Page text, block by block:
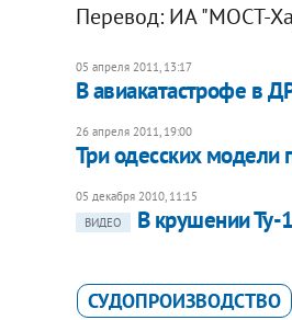
Перевод: ИА "МОСТ-
05 апреля 2011, 13:17
В авиакатастрофе в
26 апреля 2011, 19:00
Три одесских модели
05 декабря 2010, 11:15
ВИДЕО
В крушении Ту-
СУДОПРОИЗВОДСТВО